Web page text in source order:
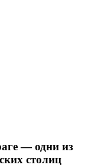
— одни из
столиц